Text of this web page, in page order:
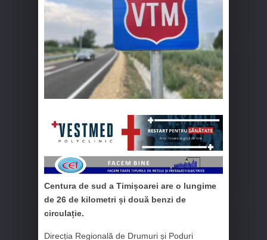
Centura de sud a Timișoarei are o lungime
de 26 de kilometri și două benzi de
circulație.
Direcția Regională de Drumuri și Poduri